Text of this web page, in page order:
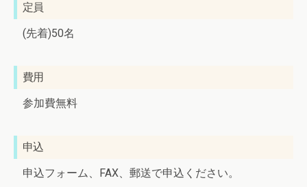
定員
(先着)50名
費用
参加費無料
申込
申込フォーム、FAX、郵送で申込ください。